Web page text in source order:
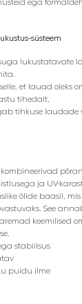
ega
süsteem
lukustatavate
et lauad oleks
tihedalt,
tihkuse laudade
kombineerivad
ja UV-
õlide baasil, mis
See
keemilised
stabiilsus
puidu ilme